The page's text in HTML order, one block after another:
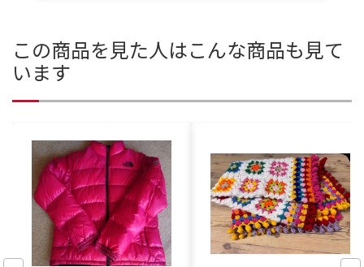
この商品を見た人はこんな商品も見て
います